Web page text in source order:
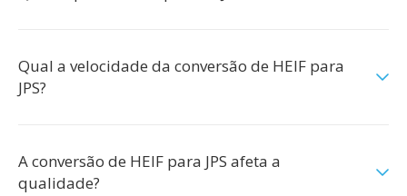
Qual a velocidade da conversão de HEIF para
JPS?
A conversão de HEIF para JPS afeta a
qualidade?